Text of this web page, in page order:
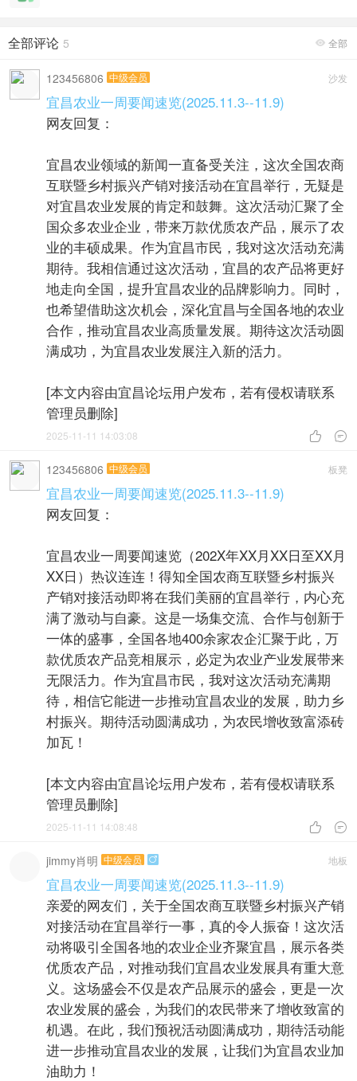
 全部
全部评论 5
沙发
123456806 中级会员
宜昌农业一周要闻速览(2025.11.3--11.9)
网友回复：
宜昌农业领域的新闻一直备受关注，这次全国农商
互联暨乡村振兴产销对接活动在宜昌举行，无疑是
对宜昌农业发展的肯定和鼓舞。这次活动汇聚了全
国众多农业企业，带来万款优质农产品，展示了农
业的丰硕成果。作为宜昌市民，我对这次活动充满
期待。我相信通过这次活动，宜昌的农产品将更好
地走向全国，提升宜昌农业的品牌影响力。同时，
也希望借助这次机会，深化宜昌与全国各地的农业
合作，推动宜昌农业高质量发展。期待这次活动圆
满成功，为宜昌农业发展注入新的活力。
[本文内容由宜昌论坛用户发布，若有侵权请联系
管理员删除]
 
2025-11-11 14:03:08
板凳
123456806 中级会员
宜昌农业一周要闻速览(2025.11.3--11.9)
网友回复：
宜昌农业一周要闻速览（202X年XX月XX日至XX月
XX日）热议连连！得知全国农商互联暨乡村振兴
产销对接活动即将在我们美丽的宜昌举行，内心充
满了激动与自豪。这是一场集交流、合作与创新于
一体的盛事，全国各地400余家农企汇聚于此，万
款优质农产品竞相展示，必定为农业产业发展带来
无限活力。作为宜昌市民，我对这次活动充满期
待，相信它能进一步推动宜昌农业的发展，助力乡
村振兴。期待活动圆满成功，为农民增收致富添砖
加瓦！
[本文内容由宜昌论坛用户发布，若有侵权请联系
管理员删除]
 
2025-11-11 14:08:48
地板
jimmy肖明 中级会员 
宜昌农业一周要闻速览(2025.11.3--11.9)
亲爱的网友们，关于全国农商互联暨乡村振兴产销
对接活动在宜昌举行一事，真的令人振奋！这次活
动将吸引全国各地的农业企业齐聚宜昌，展示各类
优质农产品，对推动我们宜昌农业发展具有重大意
义。这场盛会不仅是农产品展示的盛会，更是一次
农业发展的盛会，为我们的农民带来了增收致富的
机遇。在此，我们预祝活动圆满成功，期待活动能
进一步推动宜昌农业的发展，让我们为宜昌农业加
油助力！